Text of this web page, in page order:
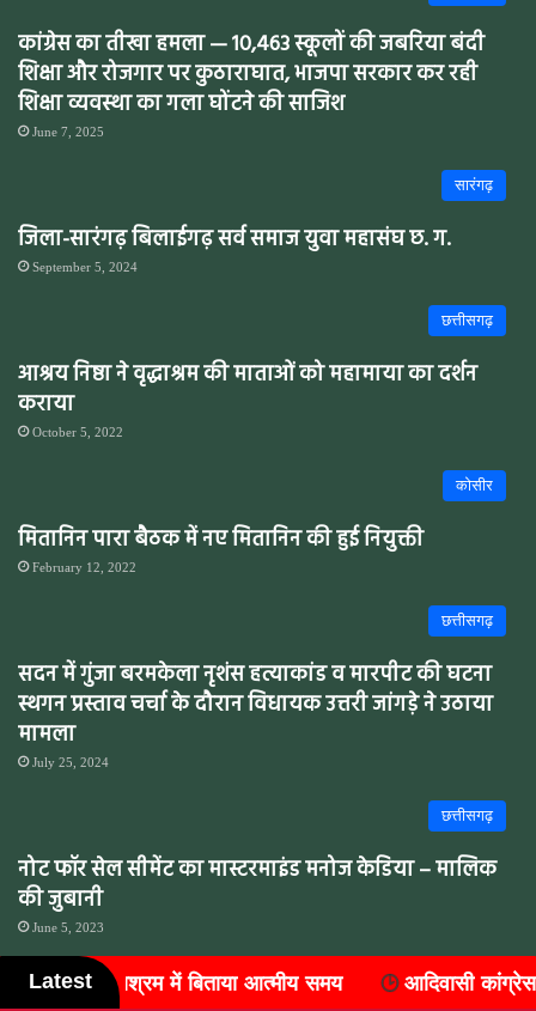
कांग्रेस का तीखा हमला — 10,463 स्कूलों की जबरिया बंदी
शिक्षा और रोजगार पर कुठाराघात, भाजपा सरकार कर रही
शिक्षा व्यवस्था का गला घोंटने की साजिश
June 7, 2025
सारंगढ़
जिला-सारंगढ़ बिलाईगढ़ सर्व समाज युवा महासंघ छ. ग.
September 5, 2024
छत्तीसगढ़
आश्रय निष्ठा ने वृद्धाश्रम की माताओं को महामाया का दर्शन
कराया
October 5, 2022
कोसीर
मितानिन पारा बैठक में नए मितानिन की हुई नियुक्ती
February 12, 2022
छत्तीसगढ़
सदन में गुंजा बरमकेला नृशंस हत्याकांड व मारपीट की घटना
स्थगन प्रस्ताव चर्चा के दौरान विधायक उत्तरी जांगड़े ने उठाया
मामला
July 25, 2024
छत्तीसगढ़
नोट फॉर सेल सीमेंट का मास्टरमाइंड मनोज केडिया – मालिक
की जुबानी
June 5, 2023
छत्तीसगढ़
Latest
समय आदिवासी कांग्रेस में संगठन विस्तार, जिले के सात